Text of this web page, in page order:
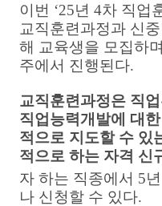
이번 ‘25년 4차 직업
교직훈련과정과 신
해 교육생을 모집하
주에서 진행된다.
교직훈련과정은 직
직업능력개발에 대
적으로 지도할 수 있
적으로 하는 자격 신
자 하는 직종에서 5
나 신청할 수 있다.